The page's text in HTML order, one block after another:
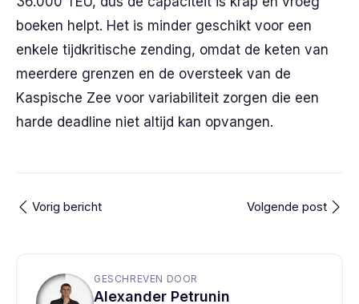
boeken helpt. Het is minder geschikt voor een
enkele tijdkritische zending, omdat de keten van
meerdere grenzen en de oversteek van de
Kaspische Zee voor variabiliteit zorgen die een
harde deadline niet altijd kan opvangen.
Vorig bericht Volgende post
GESCHREVEN DOOR
Alexander Petrunin